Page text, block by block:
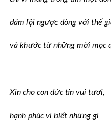
dám lội ngược dòng với thế
và khước từ những mời mọc
Xin cho con đức tin vui tươi,
hạnh phúc vì biết những gì